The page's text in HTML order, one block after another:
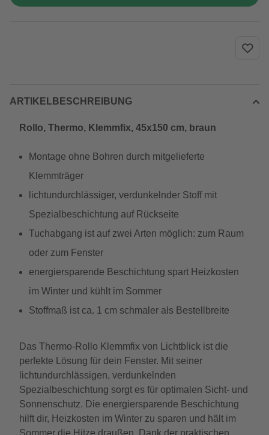
ARTIKELBESCHREIBUNG
Rollo, ‎Thermo, ‎‎Klemmfix, 45x150 cm‎, braun
Montage ohne Bohren durch mitgelieferte
Klemmträger
lichtundurchlässiger, verdunkelnder Stoff mit
Spezialbeschichtung auf Rückseite
Tuchabgang ist auf zwei Arten möglich: zum Raum
oder zum Fenster
energiersparende Beschichtung spart Heizkosten
im Winter und kühlt im Sommer
Stoffmaß ist ca. 1 cm schmaler als Bestellbreite
Das Thermo-Rollo Klemmfix von Lichtblick ist die
perfekte Lösung für dein Fenster. Mit seiner
lichtundurchlässigen, verdunkelnden
Spezialbeschichtung sorgt es für optimalen Sicht- und
Sonnenschutz. Die energiersparende Beschichtung
hilft dir, Heizkosten im Winter zu sparen und hält im
Sommer die Hitze draußen. Dank der praktischen